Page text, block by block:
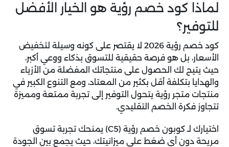
لماذا كود خصم رؤية هو الخيار الأفضل
للتوفير؟
كود خصم رؤية 2026
لا يقتصر على كونه وسيلة لتخفيض
الأسعار، بل هو فرصة حقيقية للتسوق بذكاء ووعي أكبر،
حيث يتيح لك الحصول على منتجاتك المفضلة من الأزياء
والهدايا بتكلفة أقل بكثير من المعتاد، ومع التنوع الكبير في
منتجات متجر رؤية يتحول التوفير إلى تجربة ممتعة ومميزة
تتجاوز فكرة الخصم التقليدي.
اختيارك لـكوبون خصم رؤية (C5)
يمنحك تجربة تسوق
مريحة دون أي ضغط على ميزانيتك، حيث يجمع بين الجودة